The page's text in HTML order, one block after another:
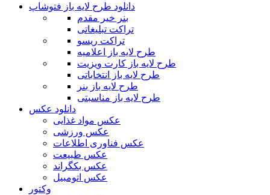
دانلود طرح لایه باز فتوشاپ
بنر خیر مقدم
تراکت تبلیغاتی
تراکت ریسو
طرح لایه باز اعلامیه
طرح لایه باز کارت ویزیت
طرح لایه باز انتخاباتی
طرح لایه باز بنر
طرح لایه باز مناسبتی
دانلود عکس
عکس مواد غذایی
عکس ورزشی
عکس فناوری اطلاعات
عکس طبیعت
عکس بکگراند
عکس اتومبیل
وکتور